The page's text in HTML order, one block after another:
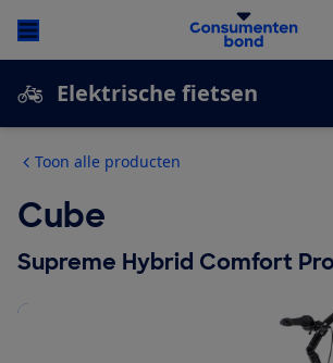
Elektrische fietsen
Toon alle producten
Cube
Supreme Hybrid Comfort